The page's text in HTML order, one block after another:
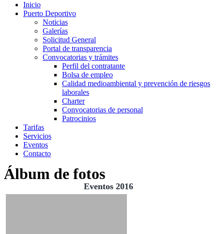
Inicio
Puerto Deportivo
Noticias
Galerías
Solicitud General
Portal de transparencia
Convocatorias y trámites
Perfil del contratante
Bolsa de empleo
Calidad medioambiental y prevención de riesgos
laborales
Charter
Convocatorias de personal
Patrocinios
Tarifas
Servicios
Eventos
Contacto
Álbum de fotos
Eventos 2016